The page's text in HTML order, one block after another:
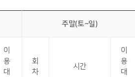
주말(토~일)
이
용
대
회
차
시간
이
용
대